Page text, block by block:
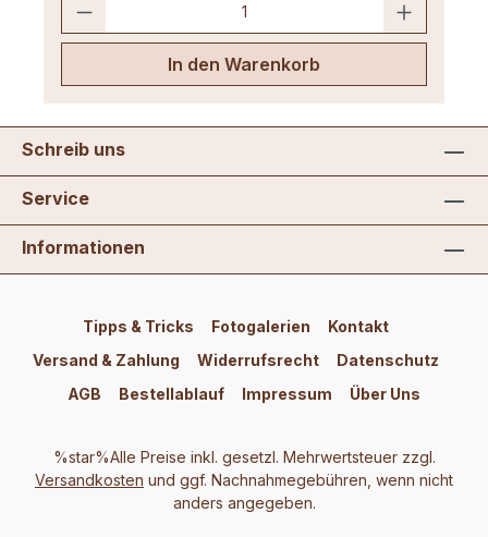
In den Warenkorb
Schreib uns
Service
Informationen
Tipps & Tricks Fotogalerien
Kontakt
Versand & Zahlung
Widerrufsrecht
Datenschutz
AGB
Bestellablauf Impressum Über Uns
%star%Alle Preise inkl. gesetzl. Mehrwertsteuer zzgl.
Versandkosten und ggf. Nachnahmegebühren, wenn nicht
anders angegeben.